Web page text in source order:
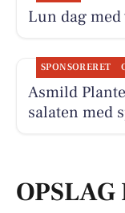
Lun dag
SPONSORERET
Asmild
salaten med
OPSLAG